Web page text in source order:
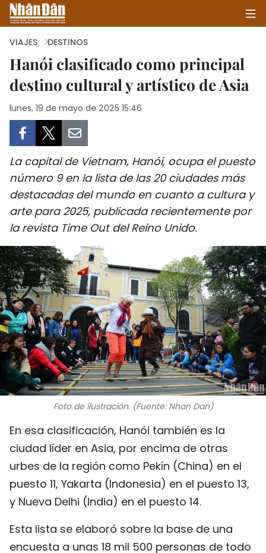
INICIO
POLÍTICA
SOCIEDAD
SALUD - MEDIO AMBIENTE
CULTURA - ENTRETENIMIENTO
INTERNACIONAL
DEPORTES
VIAJES
PUENTE DE AMISTAD
HISTORIAS MULTIMEDIA
FOTOGRAFÍA
¿QUIÉNES SOMOS?
TIẾNG VIỆT
ENGLISH
FRANÇAIS
VIAJES DESTINOS
Hanói clasificado como principal
destino cultural y artístico de Asia
lunes, 19 de mayo de 2025 15:46
La capital de Vietnam, Hanói, ocupa el puesto
número 9 en la lista de las 20 ciudades más
destacadas del mundo en cuanto a cultura y
arte para 2025, publicada recientemente por
la revista Time Out del Reino Unido.
Foto de ilustración. (Fuente: Nhan Dan)
En esa clasificación, Hanói también es la
ciudad líder en Asia, por encima de otras
urbes de la región como Pekín (China) en el
puesto 11, Yakarta (Indonesia) en el puesto 13,
y Nueva Delhi (India) en el puesto 14.
Esta lista se elaboró sobre la base de una
encuesta a unas 18 mil 500 personas de todo